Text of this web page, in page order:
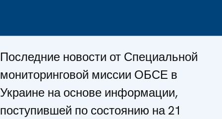
Последние новости от Специальной
мониторинговой миссии ОБСЕ в
Украине на основе информации,
поступившей по состоянию на 21